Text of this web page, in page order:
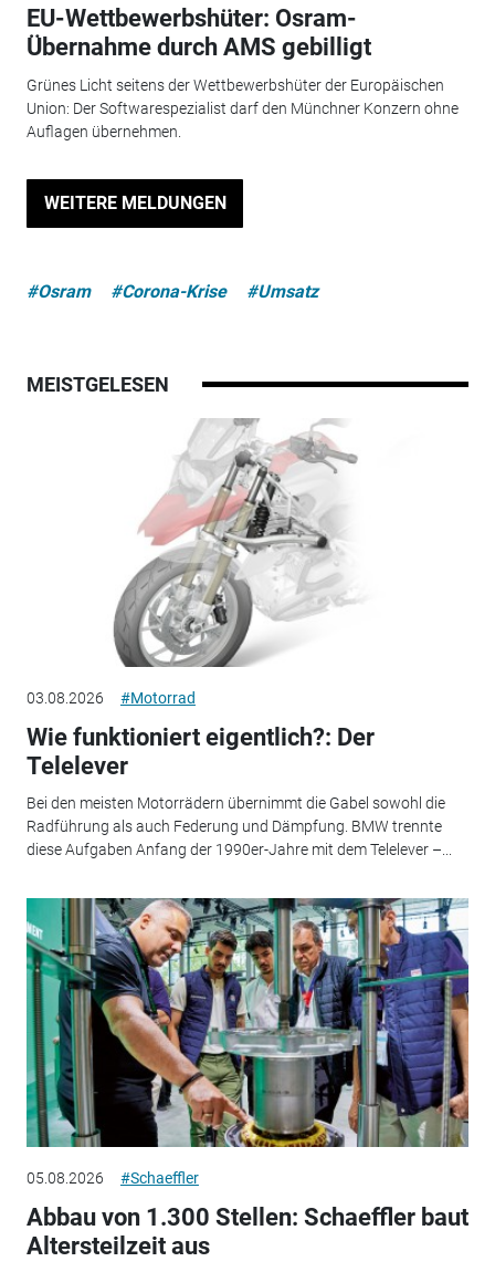
EU-Wettbewerbshüter: Osram-
Übernahme durch AMS gebilligt
Grünes Licht seitens der Wettbewerbshüter der Europäischen
Union: Der Softwarespezialist darf den Münchner Konzern ohne
Auflagen übernehmen.
WEITERE MELDUNGEN
#Osram #Corona-Krise #Umsatz
MEISTGELESEN
03.08.2026 #Motorrad
Wie funktioniert eigentlich?: Der
Telelever
Bei den meisten Motorrädern übernimmt die Gabel sowohl die
Radführung als auch Federung und Dämpfung. BMW trennte
diese Aufgaben Anfang der 1990er-Jahre mit dem Telelever –...
05.08.2026 #Schaeffler
Abbau von 1.300 Stellen: Schaeffler baut
Altersteilzeit aus